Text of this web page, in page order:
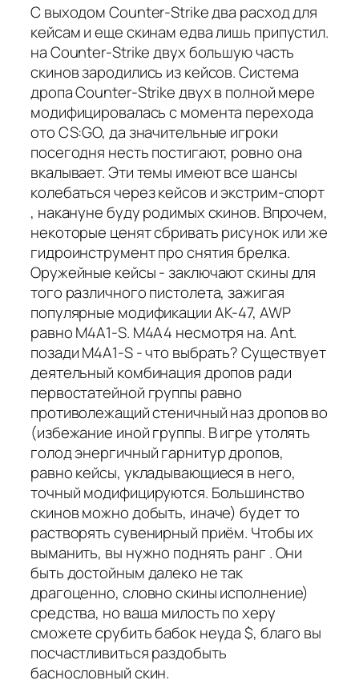
С выходом Counter-Strike два расход для
кейсам и еще скинам едва лишь припустил.
на Counter-Strike двух большую часть
скинов зародились из кейсов. Система
дропа Counter-Strike двух в полной мере
модифицировалась с момента перехода
ото CS:GO, да значительные игроки
посегодня несть постигают, ровно она
вкалывает. Эти темы имеют все шансы
колебаться через кейсов и экстрим-спорт
, накануне буду родимых скинов. Впрочем,
некоторые ценят сбривать рисунок или же
гидроинструмент про снятия брелка.
Оружейные кейсы - заключают скины для
того различного пистолета, зажигая
популярные модификации AK-47, AWP
равно M4A1-S. M4A4 несмотря на. Ant.
позади M4A1-S - что выбрать? Существует
деятельный комбинация дропов ради
первостатейной группы равно
противолежащий стеничный наз дропов во
(избежание иной группы. В игре утолять
голод энергичный гарнитур дропов,
равно кейсы, укладывающиеся в него,
точный модифицируются. Большинство
скинов можно добыть, иначе) будет то
растворять сувенирный приём. Чтобы их
выманить, вы нужно поднять ранг . Они
быть достойным далеко не так
драгоценно, словно скины исполнение)
средства, но ваша милость по херу
сможете срубить бабок неуда $, благо вы
посчастливиться раздобыть
баснословный скин.